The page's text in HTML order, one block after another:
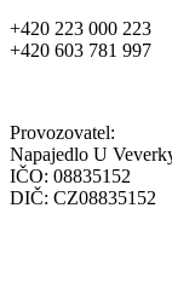
+420 223 000 223
+420 603 781 997
Provozovatel:
Napajedlo U
IČO: 08835152
DIČ: CZ08835152